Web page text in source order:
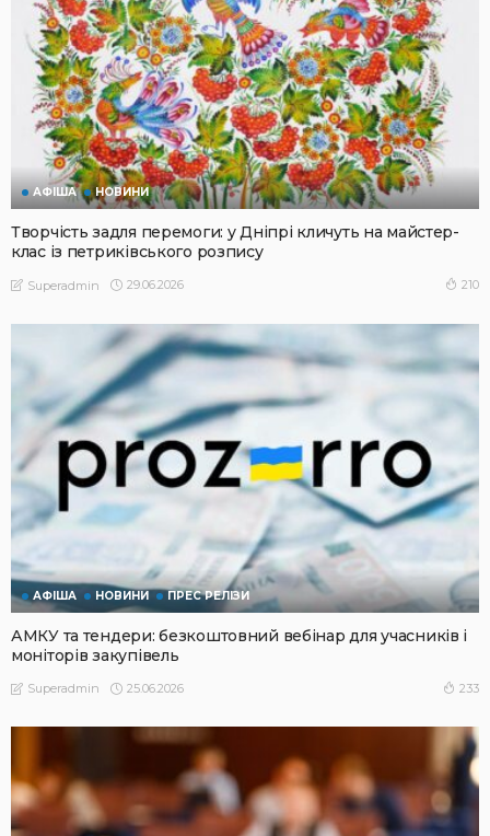
АФІША НОВИНИ
Творчість задля перемоги: у Дніпрі кличуть на майстер-
клас із петриківського розпису
Superadmin 29.06.2026 210
АФІША НОВИНИ ПРЕС РЕЛІЗИ
АМКУ та тендери: безкоштовний вебінар для учасників і
моніторів закупівель
Superadmin 25.06.2026 233